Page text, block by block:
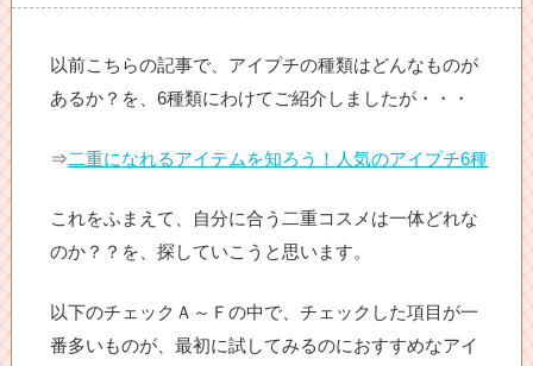
以前こちらの記事で、アイプチの種類はどんなものが
あるか？を、6種類にわけてご紹介しましたが・・・
⇒二重になれるアイテムを知ろう！人気のアイプチ6種
これをふまえて、自分に合う二重コスメは一体どれな
のか？？を、探していこうと思います。
以下のチェックＡ～Ｆの中で、チェックした項目が一
番多いものが、最初に試してみるのにおすすめなアイ